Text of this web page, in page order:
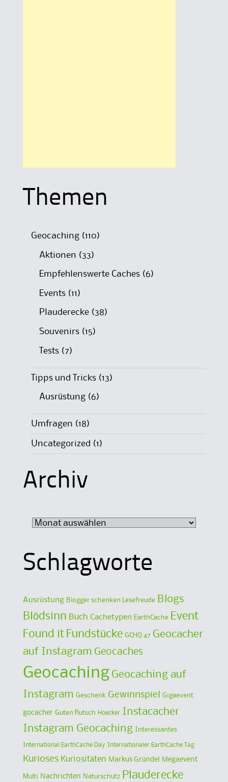
Themen
Geocaching(110)
Aktionen (33)
Empfehlenswerte Caches(6)
Events(11)
Plauderecke(38)
Souvenirs(15)
Tests(7)
Tipps und Tricks(13)
Ausrüstung(6)
Umfragen (18)
Uncategorized (1)
Archiv
Schlagworte
Ausrüstung Blogger schenken Lesefreude Blogs
Blödsinn Buch Cachetypen EarthCache
Event
Found it Fundstücke GCHQ 47 Geocacher
auf Instagram Geocaches
Geocaching Geocaching auf
Instagram Geschenk Gewinnspiel Gigaevent
gocacher Guten Rutsch Hoecker Instacacher
Instagram Geocaching Interessantes
International EarthCache Day Internationaler EarthCache Tag
Kurioses Kuriositäten Markus Gründel Megaevent
Multi Nachrichten Naturschutz Plauderecke